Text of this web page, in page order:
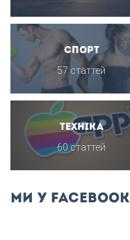
Спорт
57 статтей
Техніка
60 статтей
ми у Facebook